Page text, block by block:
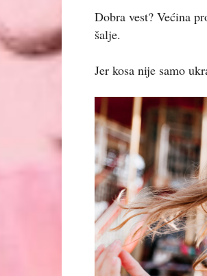
Dobra vest? Većina
šalje.
Jer kosa nije samo